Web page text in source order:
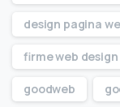
design pagina
firme web design
goodweb